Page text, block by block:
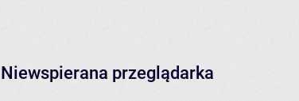
Niewspierana przeglądarka